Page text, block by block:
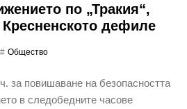
по „Тракия“,
дефиле
Общество
за повишаване на безопасността
в следобедните часове